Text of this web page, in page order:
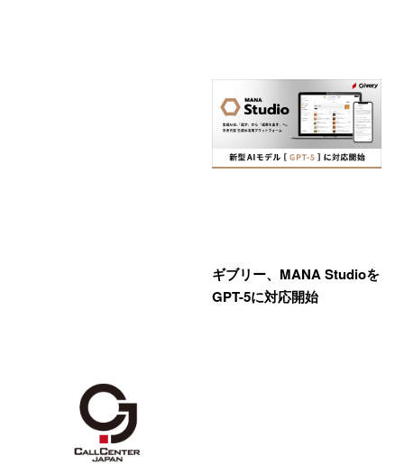
ギブリー、MANA Studioを
GPT-5に対応開始